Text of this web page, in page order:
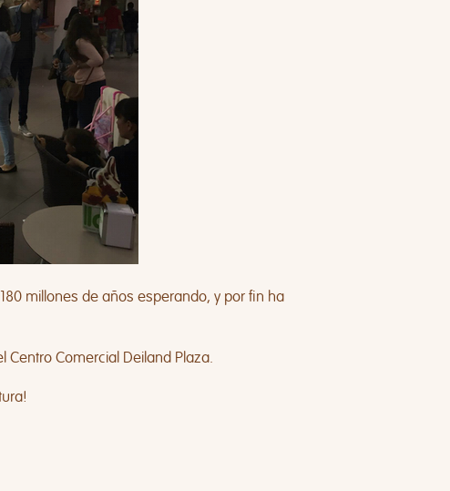
millones de años esperando, y por fin ha
Comercial Deiland Plaza.
!